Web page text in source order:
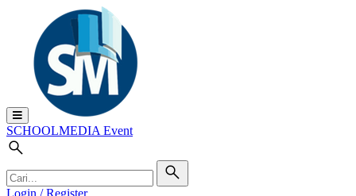
SCHOOLMEDIA Event
Login / Register